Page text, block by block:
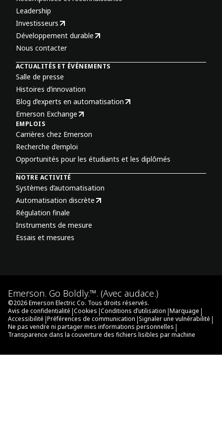
Leadership
Investisseurs
Développement durable
Nous contacter
ACTUALITÉS ET ÉVÉNEMENTS
Salle de presse
Histoires d’innovation
Blog d’experts en automatisation
Emerson Exchange
EMPLOIS
Carrières chez Emerson
Recherche d’emploi
Opportunités pour les étudiants et les diplômés
NOTRE ACTIVITÉ
Systèmes d’automatisation
Automatisation discrète
Régulation finale
Instruments de mesure
Essais et mesures
Emerson. Go Boldly.™. (Avec audace.)
©2026Emerson Electric Co. Tous droits réservés.
Avis de confidentialité |Cookies |Conditions d’utilisation |Marquage |
Accessibilité |Préférences de communication |Signaler une vulnérabilité |
Ne pas vendre ni partager mes informations personnelles |
Transparence dans la couverture des fichiers lisibles par machine